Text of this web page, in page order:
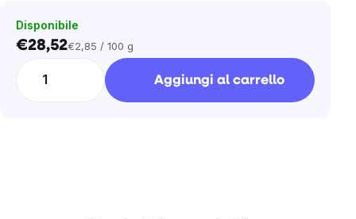
Disponibile
€28,52Prezzo
€2,85 / 100 g
Aggiungi al carrello